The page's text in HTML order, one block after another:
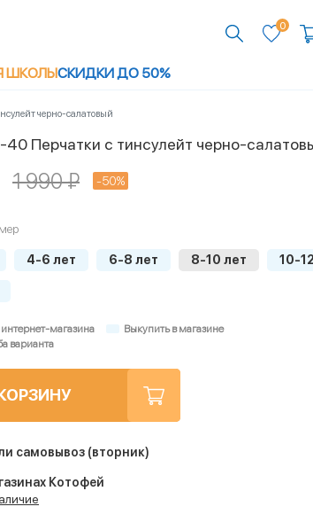
0
ШКОЛЫСКИДКИ ДО 50%
черно-салатовый
Перчатки с тинсулейт черно-
1 990 ₽ -50%
4-6 лет 6-8 лет 8-10 лет 10-
интернет-магазина
Выкупить в магазине
варианта
самовывоз (вторник)
Котофей